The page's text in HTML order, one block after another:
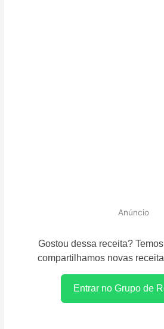
Anúncio
Gostou dessa receita?
compartilhamos novas
Entrar no Grupo de